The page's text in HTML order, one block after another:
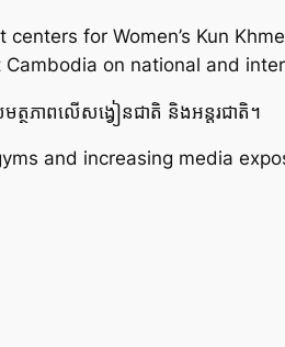
for Women’s Kun
on national and
ត្ថភាពលើសង្វៀនជាតិ និងអន្តរជាតិ។
and increasing media